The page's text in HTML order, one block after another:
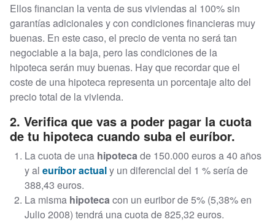
Ellos financian la venta de sus viviendas al 100% sin
garantías adicionales y con condiciones financieras muy
buenas. En este caso, el precio de venta no será tan
negociable a la baja, pero las condiciones de la
hipotecaserán muy buenas. Hay que recordar que el
coste de una hipoteca representa un porcentaje alto del
precio total de la vivienda.
2. Verifica que vas a poder pagar la cuota
de tu hipoteca cuando suba el euríbor.
La cuota de una hipotecade 150.000 euros a 40 años
y al euríbor actualy un diferencial del 1 % sería de
388,43 euros.
La misma hipotecacon un euribor de 5% (5,38% en
Julio 2008) tendrá una cuota de 825,32 euros.